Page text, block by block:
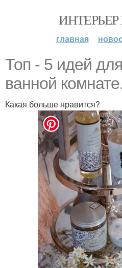
главная
Топ - 5 идей
ванной комнате.
Какая больше нравится?